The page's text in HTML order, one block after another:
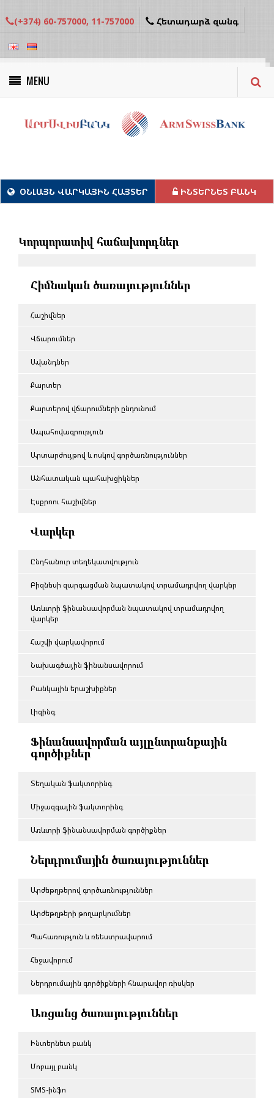
(+374) 60-757000, 11-757000 Հետադարձ զանգ
MENU
ՕՆԼԱՅՆ ՎԱՐԿԱՅԻՆ ՀԱՅՏԵՐ ԻՆՏԵՐՆԵՏ ԲԱՆԿ
Կորպորատիվ հաճախորդներ
Հիմնական ծառայություններ
Հաշիվներ
Վճարումներ
Ավանդներ
Քարտեր
Քարտերով վճարումների ընդունում
Ապահովագրություն
Արտարժույթով և ոսկով գործառնություններ
Անհատական պահախցիկներ
Էսքրոու հաշիվներ
Վարկեր
Ընդհանուր տեղեկատվություն
Բիզնեսի զարգացման նպատակով տրամադրվող վարկեր
Առևտրի ֆինանսավորման նպատակով տրամադրվող
վարկեր
Հաշվի վարկավորում
Նախագծային ֆինանսավորում
Բանկային երաշխիքներ
Լիզինգ
Ֆինանսավորման այլընտրանքային
գործիքներ
Տեղական ֆակտորինգ
Միջազգային ֆակտորինգ
Առևտրի ֆինանսավորման գործիքներ
Ներդրումային ծառայություններ
Արժեթղթերով գործառնություններ
Արժեթղթերի թողարկումներ
Պահառություն և ռեեստրավարում
Հեջավորում
Ներդրումային գործիքների հնարավոր ռիսկեր
Առցանց ծառայություններ
Ինտերնետ բանկ
Մոբայլ բանկ
SMS-ինֆո